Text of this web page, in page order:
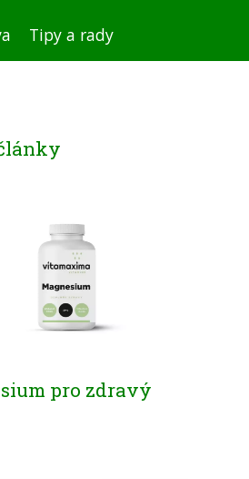
Tipy a rady
pro zdravý